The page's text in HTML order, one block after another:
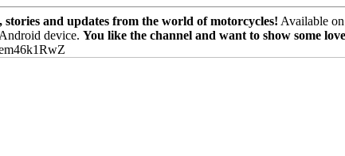
and updates from the world of motorcycles! Available on
device. You like the channel and want to show some